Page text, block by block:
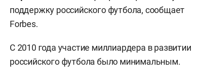
поддержку российского футбола, сообщает
Forbes.
С 2010 года участие миллиардера в развитии
российского футбола было минимальным.